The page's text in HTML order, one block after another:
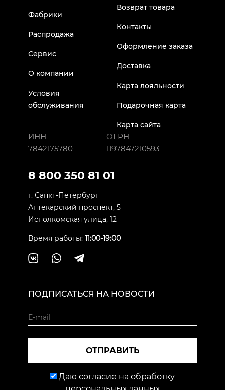
Фабрики
Распродажа
Сервис
О компании
Условия
обслуживания
Возврат товара
Контакты
Оформление заказа
Доставка
Карта лояльности
Подарочная карта
Карта сайта
ИНН
7842175780
ОГРН
1197847210593
8 800 350 81 01
г. Санкт-Петербург
Аптекарский проспект, 5
Исполкомская улица, 12
Время работы: 11:00-19:00
ПОДПИСАТЬСЯ НА НОВОСТИ
ОТПРАВИТЬ
Даю согласие на обработку